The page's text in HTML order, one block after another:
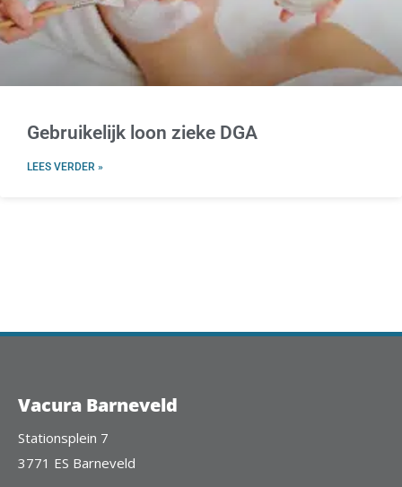
Gebruikelijk loon zieke DGA
LEES VERDER »
Vacura Barneveld
Stationsplein 7
3771 ES Barneveld